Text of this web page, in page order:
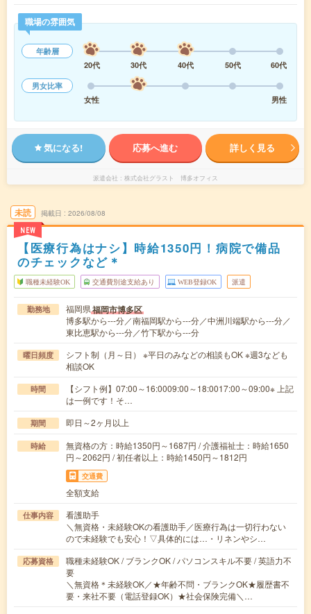
職場の雰囲気
年齢層
20代
30代 40代 50代
60代
男女比率
女性
男性
気になる! 応募へ進む 詳しく見る
派遣会社 株式会社グラスト 博多オフィス
未読
NEW
掲載日 2026/08/08
【医療行為はナシ】時給1350円！病院で備品
のチェックなど＊
職種未経験OK 交通費別途支給あり WEB登録OK 派遣
勤務地 福岡県福岡市博多区
博多駅から---分／南福岡駅から---分／中洲川端駅から---分／
東比恵駅から---分／竹下駅から---分
曜日頻度
シフト制（月～日） ※平日のみなどの相談もOK ※週3なども
相談OK
時間
【シフト例】07:00～16:0009:00～18:0017:00～09:00※ 上記
は一例です！そ…
期間 即日～2ヶ月以上
時給
無資格の方：時給1350円～1687円 / 介護福祉士：時給1650
円～2062円 / 初任者以上：時給1450円～1812円
交通費
全額支給
仕事内容
看護助手
＼無資格・未経験OKの看護助手／医療行為は一切行わない
ので未経験でも安心！▽具体的には…・リネンやシ…
応募資格
職種未経験OK / ブランクOK / パソコンスキル不要 / 英語力不
要
＼無資格＊未経験OK／★年齢不問・ブランクOK★履歴書不
要・来社不要（電話登録OK）★社会保険完備＼…